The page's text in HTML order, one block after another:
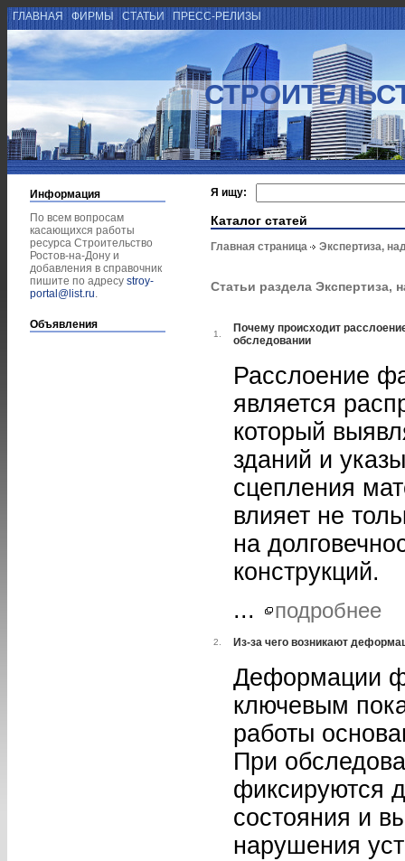
ГЛАВНАЯ ФИРМЫ СТАТЬИ ПРЕСС-РЕЛИЗЫ
Информация
По всем вопросам
касающихся работы
ресурса Строительство
Ростов-на-Дону и
добавления в справочник
пишите по адресу stroy-
portal@list.ru.
Объявления
Я ищу:
Каталог статей
Главная страница Экспертиза,
Статьи раздела Экспертиза,
1.
Почему происходит
обследовании
Расслоение
является
который
зданий и
сцепления
влияет не
на
конструкций.
...
подробнее
2. Из-за чего возникают
Деформации
ключевым
работы
При
фиксируются
состояния и
нарушения